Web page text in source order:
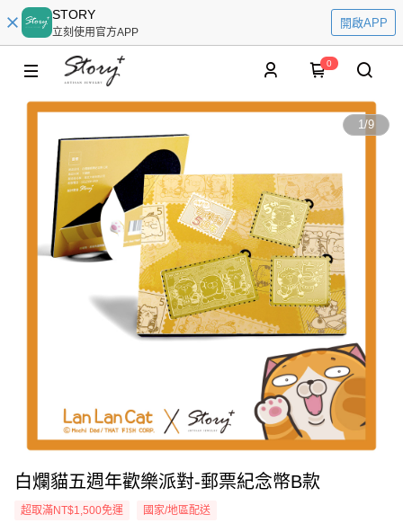
STORY
立刻使用官方APP
開啟APP
0
1/9
白爛貓五週年歡樂派對-郵票紀念幣B款
超取滿NT$1,500免運 國家/地區配送